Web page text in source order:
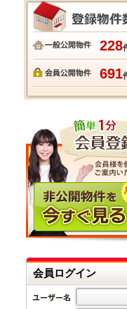
228
691
会員ログイン